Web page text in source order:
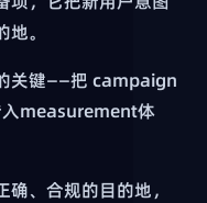
。
关键——把 campaign
入measurement体
确、合规的目的地，